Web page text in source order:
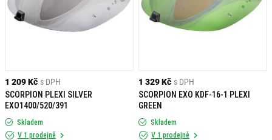
1 209 Kč s DPH
SCORPION PLEXI SILVER
EXO1400/520/391
Skladem
V 1 prodejně
1 329 Kč s DPH
SCORPION EXO KDF-16-1 PLEXI
GREEN
Skladem
V 1 prodejně